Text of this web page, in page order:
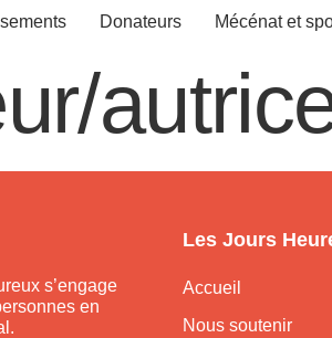
Donateurs Mécénat et
s’engage
en
Les Jours
Accueil
Nous soutenir